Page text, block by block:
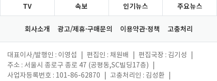
TV 속보 인기뉴스 주요뉴스
회사소개 광고/제휴·구매문의 이용약관·정책 고충처리
대표이사/발행인 : 이영섭 편집인 : 채원배 편집국장 : 김기성
주소 : 서울시 종로구 종로 47 (공평동,SC빌딩17층)
사업자등록번호 : 101-86-62870
고충처리인 : 김성환